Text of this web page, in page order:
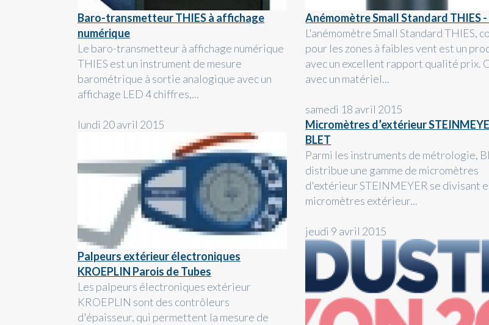
Baro-transmetteur THIES à affichage
numérique
Le baro-transmetteur à affichage numérique
THIES est un instrument de mesure
barométrique à sortie analogique avec un
affichage LED 4 chiffres,...
lundi 20 avril 2015
Palpeurs extérieur électroniques
KROEPLIN Parois de Tubes
Les palpeurs électroniques extérieur
KROEPLIN sont des contrôleurs
d'épaisseur, qui permettent la mesure de
Anémomètre Small Standard THIES -
L'anémomètre Small Standard THIES,
pour les zones à faibles vent est un
avec un excellent rapport qualité prix.
avec un matériel...
samedi 18 avril 2015
Micromètres d’extérieur
BLET
Parmi les instruments de métrologie,
distribue une gamme de micromètres
d'extérieur STEINMEYER se divisant
micromètres extérieur...
jeudi 9 avril 2015